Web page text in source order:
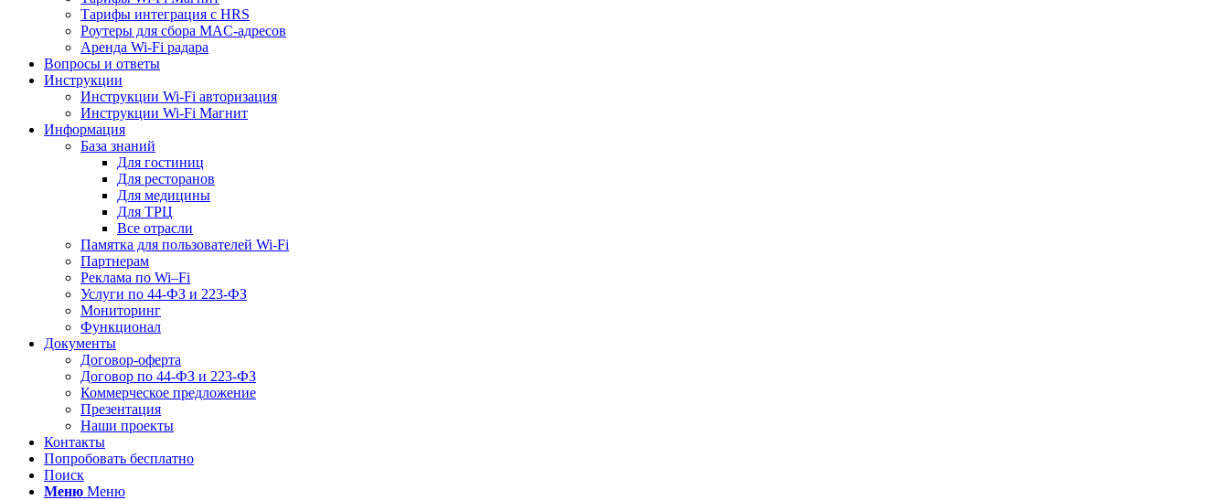
Тарифы интеграция с HRS
Роутеры для сбора MAC-адресов
Аренда Wi-Fi радара
Вопросы и ответы
Инструкции
Инструкции Wi-Fi авторизация
Инструкции Wi-Fi Магнит
Информация
База знаний
Для гостиниц
Для ресторанов
Для медицины
Для ТРЦ
Все отрасли
Памятка для пользователей Wi-Fi
Партнерам
Реклама по Wi–Fi
Услуги по 44-ФЗ и 223-ФЗ
Мониторинг
Функционал
Документы
Договор-оферта
Договор по 44-ФЗ и 223-ФЗ
Коммерческое предложение
Презентация
Наши проекты
Контакты
Попробовать бесплатно
Поиск
Меню Меню